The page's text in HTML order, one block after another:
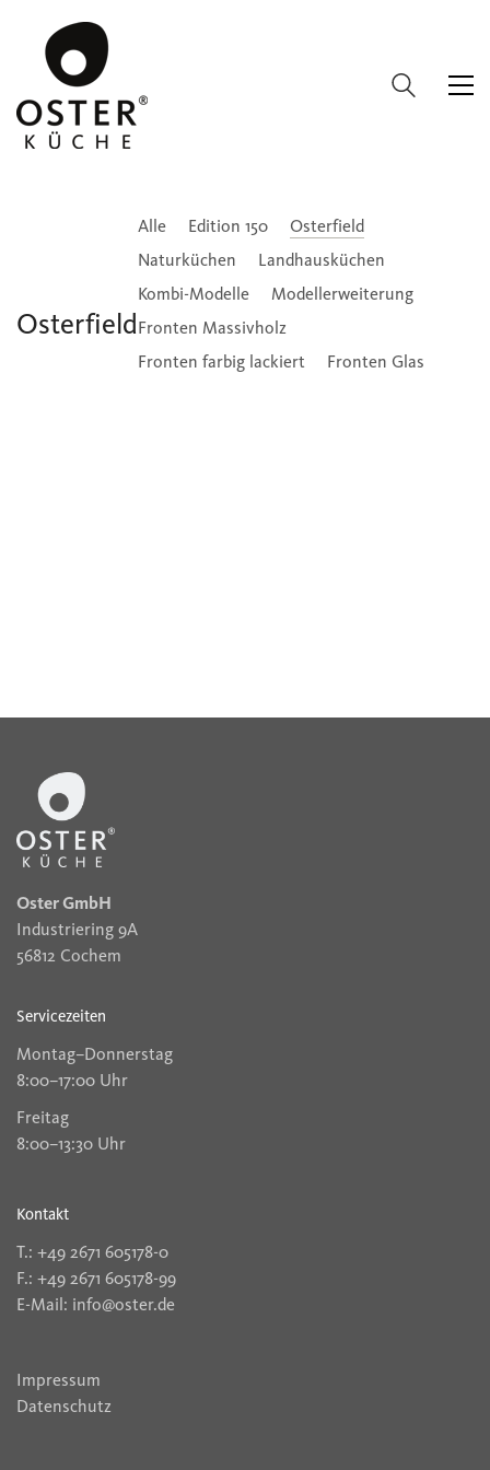
Osterfield
Alle Edition 150
Fronten farbig lackiert Fronten Glas
Fronten Massivholz
Kombi-Modelle
Landhausküchen
Modellerweiterung
Naturküchen
Osterfield
Oster GmbH
Industriering 9A
56812 Cochem
Servicezeiten
Montag–Donnerstag
8:00–17:00 Uhr
Freitag
8:00–13:30 Uhr
Kontakt
T.: +49 2671 605178-0
F.: +49 2671 605178-99
E-Mail: info@oster.de
Impressum
Datenschutz